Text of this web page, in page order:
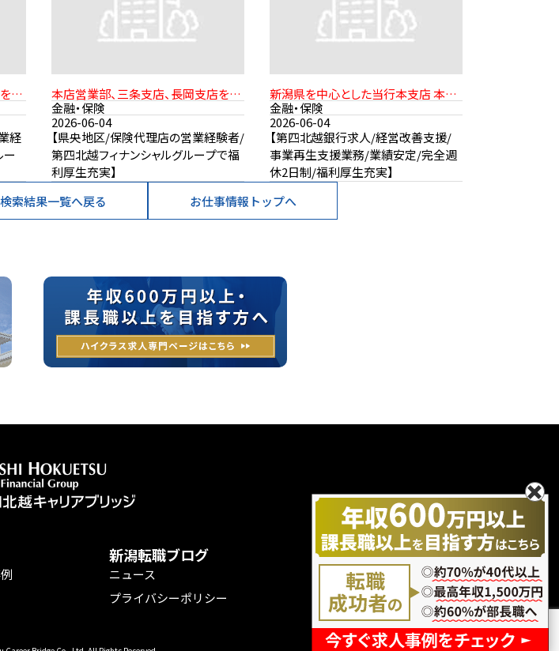
想
経
ー
本店営業部、三条支店、長岡支店を想
定
金融・保険
2026-06-04
【県央地区/保険代理店の営業経験者/
第四北越フィナンシャルグループで福
利厚生充実】
新潟県を中心とした当行本支店 本
店：新潟市中央区東堀前通七番町
1071番地1
金融・保険
2026-06-04
【第四北越銀行求人/経営改善支援/
事業再生支援業務/業績安定/完全週
休2日制/福利厚生充実】
検索結果一覧へ戻る
お仕事情報トップへ
新潟転職ブログ
ニュース
プライバシーポリシー
無料エントリー
お問い合わせ